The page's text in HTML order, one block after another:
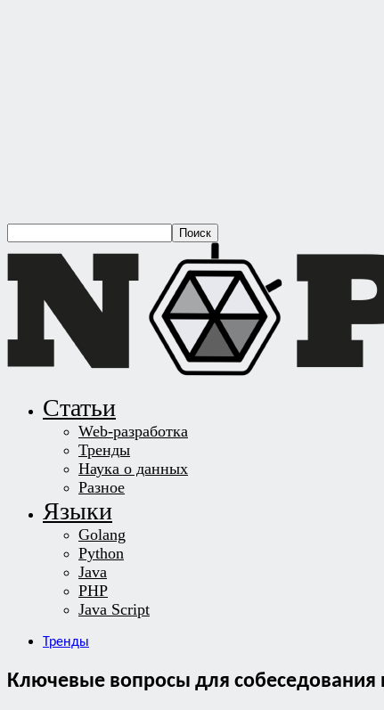
Статьи
Web-разработка
Тренды
Наука о данных
Разное
Языки
Golang
Python
Java
PHP
Java Script
Тренды
Ключевые вопросы для собеседования